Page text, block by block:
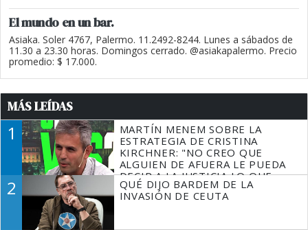
El mundo en un bar.
Asiaka. Soler 4767, Palermo. 11.2492-8244. Lunes a sábados de
11.30 a 23.30 horas. Domingos cerrado. @asiakapalermo. Precio
promedio: $ 17.000.
MÁS LEÍDAS
1
MARTÍN MENEM SOBRE LA
ESTRATEGIA DE CRISTINA
KIRCHNER: "NO CREO QUE
ALGUIEN DE AFUERA LE PUEDA
DECIR A LA JUSTICIA LO QUE
TIENE QUE HACER"
2
QUÉ DIJO BARDEM DE LA
INVASIÓN DE CEUTA